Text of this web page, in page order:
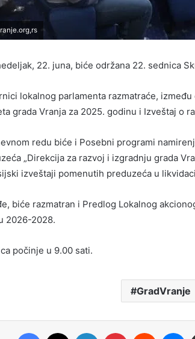
22. juna, biće održana 22. sednica
lokalnog parlamenta razmatraće,
grada Vranja za 2025. godinu i Izveštaj o
redu biće i Posebni programi
„Direkcija za razvoj i izgradnju grada
izveštaji pomenutih preduzeća u
biće razmatran i Predlog Lokalnog
2026-2028.
počinje u 9.00 sati.
GradVranje
Facebook LinkedIn Pinterest Reddit